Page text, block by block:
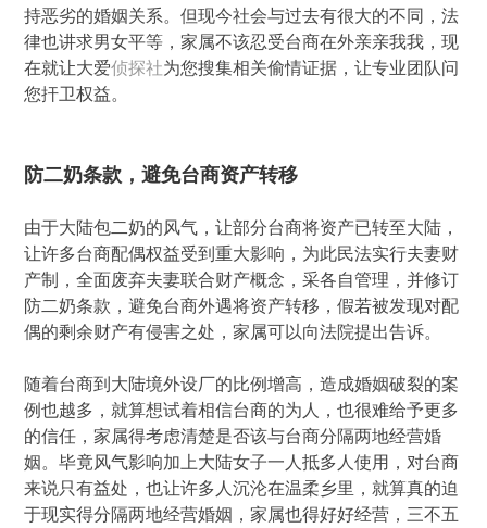
持恶劣的婚姻关系。但现今社会与过去有很大的不同，法
律也讲求男女平等，家属不该忍受台商在外亲亲我我，现
在就让大爱侦探社为您搜集相关偷情证据，让专业团队问
您扞卫权益。
防二奶条款，避免台商资产转移
由于大陆包二奶的风气，让部分台商将资产已转至大陆，
让许多台商配偶权益受到重大影响，为此民法实行夫妻财
产制，全面废弃夫妻联合财产概念，采各自管理，并修订
防二奶条款，避免台商外遇将资产转移，假若被发现对配
偶的剩余财产有侵害之处，家属可以向法院提出告诉。
随着台商到大陆境外设厂的比例增高，造成婚姻破裂的案
例也越多，就算想试着相信台商的为人，也很难给予更多
的信任，家属得考虑清楚是否该与台商分隔两地经营婚
姻。毕竟风气影响加上大陆女子一人抵多人使用，对台商
来说只有益处，也让许多人沉沦在温柔乡里，就算真的迫
于现实得分隔两地经营婚姻，家属也得好好经营，三不五